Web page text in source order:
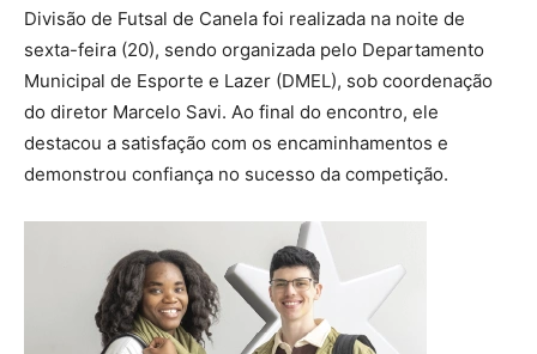
Divisão de Futsal de Canela foi realizada na noite de
sexta-feira (20), sendo organizada pelo Departamento
Municipal de Esporte e Lazer (DMEL), sob coordenação
do diretor Marcelo Savi. Ao final do encontro, ele
destacou a satisfação com os encaminhamentos e
demonstrou confiança no sucesso da competição.